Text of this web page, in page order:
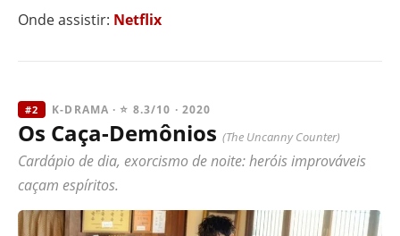
Onde assistir: Netflix
#2 K-DRAMA · ⭐ 8.3/10 · 2020
Os Caça-Demônios (The Uncanny Counter)
Cardápio de dia, exorcismo de noite: heróis improváveis
caçam espíritos.